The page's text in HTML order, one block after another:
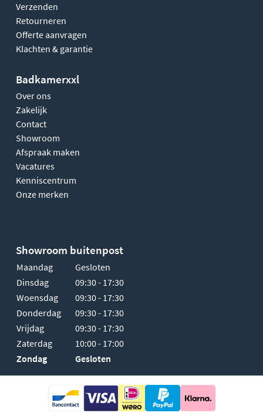
Verzenden
Retourneren
Offerte aanvragen
Klachten & garantie
Badkamerxxl
Over ons
Zakelijk
Contact
Showroom
Afspraak maken
Vacatures
Kenniscentrum
Onze merken
Showroom buitenpost
Maandag
Gesloten
Dinsdag
09:30 - 17:30
Woensdag
09:30 - 17:30
Donderdag
09:30 - 17:30
Vrijdag
09:30 - 17:30
Zaterdag
10:00 - 17:00
Zondag
Gesloten